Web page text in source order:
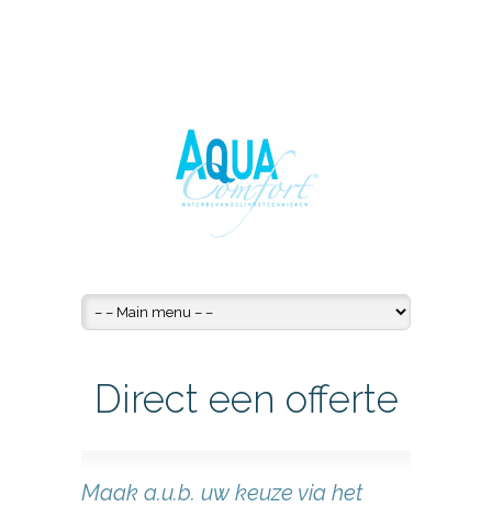
Direct een offerte
Maak a.u.b. uw keuze via het